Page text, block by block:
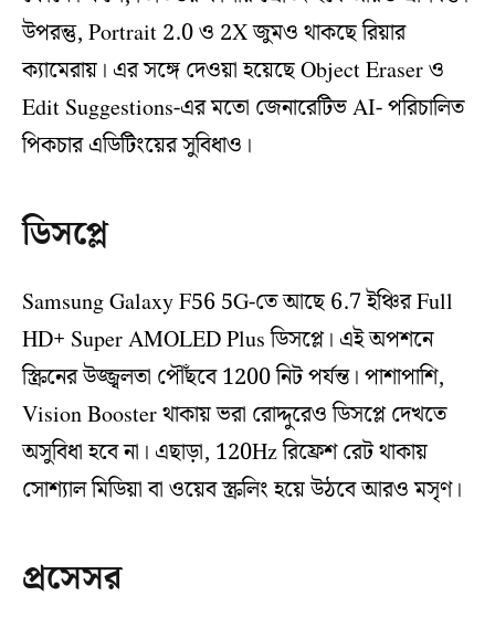
উপরন্তু, Portrait 2.0 ও 2X জুমও থাকছে রিয়ার
ক্যামেরায়। এর সঙ্গে দেওয়া হয়েছে Object Eraser ও
Edit Suggestions-এর মতো জেনারেটিভ AI- পরিচালিত
পিকচার এডিটিংয়ের সুবিধাও।
ডিসপ্লে
Samsung Galaxy F56 5G-তে আছে 6.7 ইঞ্চির Full
HD+ Super AMOLED Plus ডিসপ্লে। এই অপশনে
স্ক্রিনের উজ্জ্বলতা পৌঁছবে 1200 নিট পর্যন্ত। পাশাপাশি,
Vision Booster থাকায় ভরা রোদ্দুরেও ডিসপ্লে দেখতে
অসুবিধা হবে না। এছাড়া, 120Hz রিফ্রেশ রেট থাকায়
সোশ্যাল মিডিয়া বা ওয়েব স্ক্রলিং হয়ে উঠবে আরও মসৃণ।
প্রসেসর